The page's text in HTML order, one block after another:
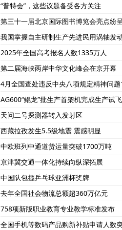
“普特会”，这些议题备受各方关注
第三十一届北京国际图书博览会亮点纷
我国掌握自主研制生产先进民用涡轴发
2025年全国高考报名人数1335万人
第二届海峡两岸中华文化峰会在京开幕
4月全国查处违反中央八项规定精神问
AG600“鲲龙”批生产首架机完成生产试飞
天问二号探测器转入发射区
西藏拉孜发生5.5级地震 震感明显
中欧班列中通道货运量突破1700万吨
京津冀交通一体化持续向纵深拓展
中国队包揽乒乓球亚洲杯奖牌
去年全国社会物流总额超360万亿元
758项新版职业教育专业教学标准发布
全国手机等数码产品购新补贴申请人数